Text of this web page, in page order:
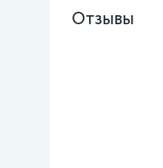
Отзывы